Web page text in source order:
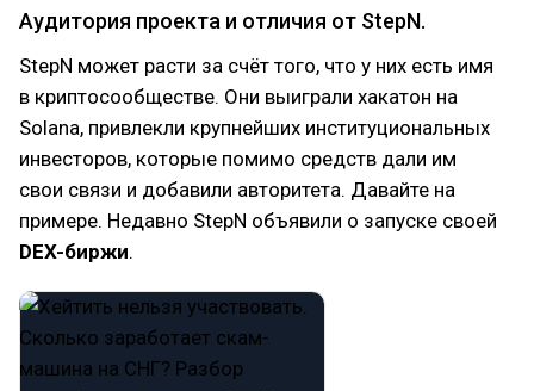
Аудитория проекта и отличия от StepN.
StepN может расти за счёт того, что у них есть имя
в криптосообществе. Они выиграли хакатон на
Solana, привлекли крупнейших институциональных
инвесторов, которые помимо средств дали им
свои связи и добавили авторитета. Давайте на
примере. Недавно StepN объявили о запуске своей
DEX-биржи.